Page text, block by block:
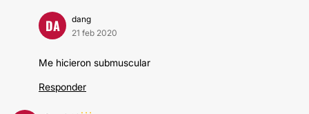
DA
dang
21 feb 2020
Me hicieron submuscular
Responder